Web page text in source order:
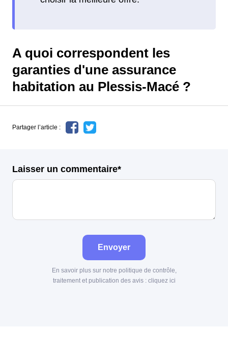
A quoi correspondent les
garanties d'une assurance
habitation au Plessis-Macé ?
Partager l’article :
Laisser un commentaire*
Envoyer
En savoir plus sur notre politique de contrôle,
traitement et publication des avis : cliquez ici